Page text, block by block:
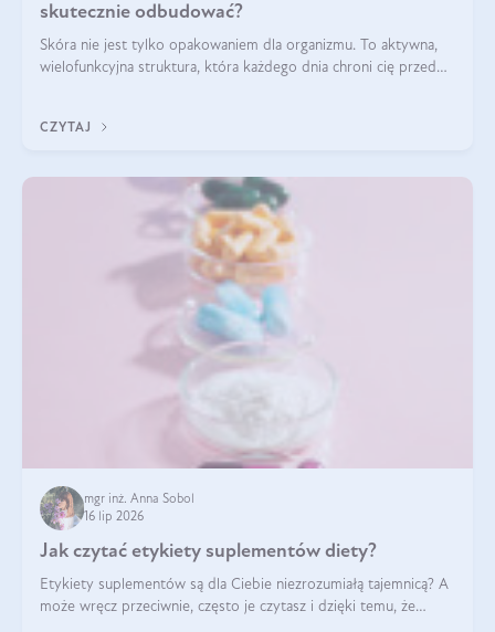
skutecznie odbudować?
Skóra nie jest tylko opakowaniem dla organizmu. To aktywna,
wielofunkcyjna struktura, która każdego dnia chroni cię przed
bariera hydrolipidowa.
CZYTAJ
mgr inż. Anna Sobol
16 lip 2026
Jak czytać etykiety suplementów diety?
Etykiety suplementów są dla Ciebie niezrozumiałą tajemnicą? A
może wręcz przeciwnie, często je czytasz i dzięki temu, że